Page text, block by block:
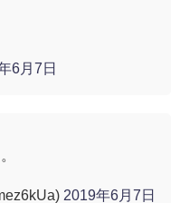
6月7日
2019年6月7日